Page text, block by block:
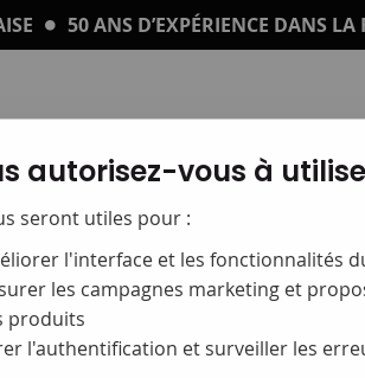
50 ANS D’EXPÉRIENCE DANS
Catalogue
revues >Supports de signalisation
autorisez-vous à
seront utiles pour :
l'interface et les fonctionnalités
les campagnes marketing et
produits
l'authentification et surveiller les